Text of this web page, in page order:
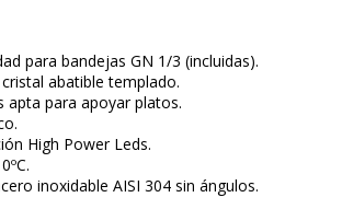
para bandejas GN 1/3 (incluidas).
abatible templado.
apta para apoyar platos.
High Power Leds.
inoxidable AISI 304 sin ángulos.